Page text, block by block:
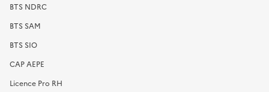
BTS NDRC
BTS SAM
BTS SIO
CAP AEPE
Licence Pro RH